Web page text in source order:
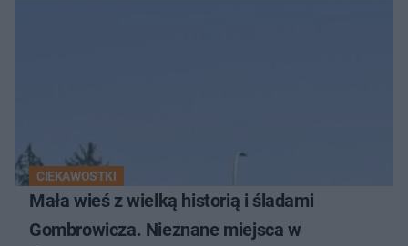
CIEKAWOSTKI
Mała wieś z wielką historią i śladami
Gombrowicza. Nieznane miejsca w